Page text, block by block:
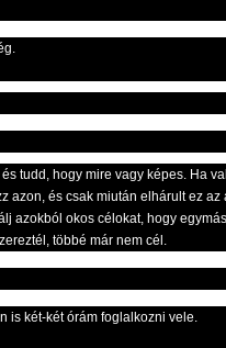
tudd, hogy mire vagy képes. Ha
azon, és csak miután elhárult ez az
azokból okos célokat, hogy
többé már nem cél.
is két-két órám foglalkozni vele.